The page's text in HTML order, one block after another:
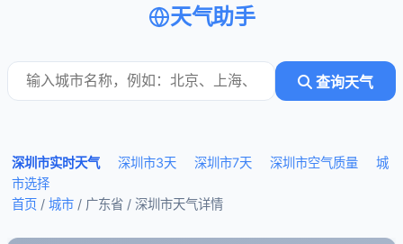
天气助手
查询天气
深圳市实时天气 深圳市3天 深圳市7天 深圳市空气质量
城
市选择
首页 / 城市 / 广东省 / 深圳市天气详情